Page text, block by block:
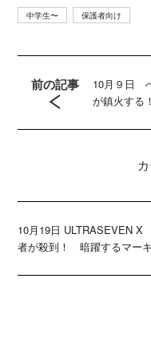
中学生〜 保護者向け
前の記事
10月９日
が鎮火する！
10月19日 ULTRASEVEN
者が殺到！ 暗躍するマー